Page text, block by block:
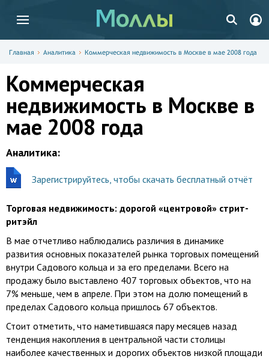
Главная Аналитика Коммерческая недвижимость в Москве в мае 2008 года
Коммерческая
недвижимость в Москве в
мае 2008 года
Аналитика:
Зарегистрируйтесь, чтобы скачать бесплатный отчёт
Торговая недвижимость: дорогой «центровой» стрит-
ритэйл
В мае отчетливо наблюдались различия в динамике
развития основных показателей рынка торговых помещений
внутри Садового кольца и за его пределами. Всего на
продажу было выставлено 407 торговых объектов, что на
7% меньше, чем в апреле. При этом на долю помещений в
пределах Садового кольца пришлось 67 объектов.
Стоит отметить, что наметившаяся пару месяцев назад
тенденция накопления в центральной части столицы
наиболее качественных и дорогих объектов низкой площади